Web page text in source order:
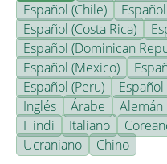
Español (Chile)
Español (Costa Rica)
Español (Dominican
Español (Mexico)
Español (Peru)
Inglés
Árabe Alemán
Hindi
Italiano
Ucraniano
Chino